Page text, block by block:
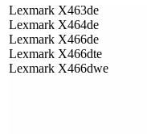
Lexmark X463de
Lexmark X464de
Lexmark X466de
Lexmark X466dte
Lexmark X466dwe